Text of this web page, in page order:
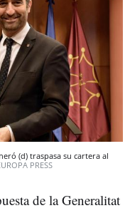
(d) traspasa su cartera al
PRESS
de la Generalitat